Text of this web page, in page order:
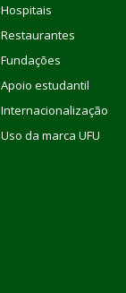
Hospitais
Restaurantes
Fundações
Apoio estudantil
Internacionalização
Uso da marca UFU